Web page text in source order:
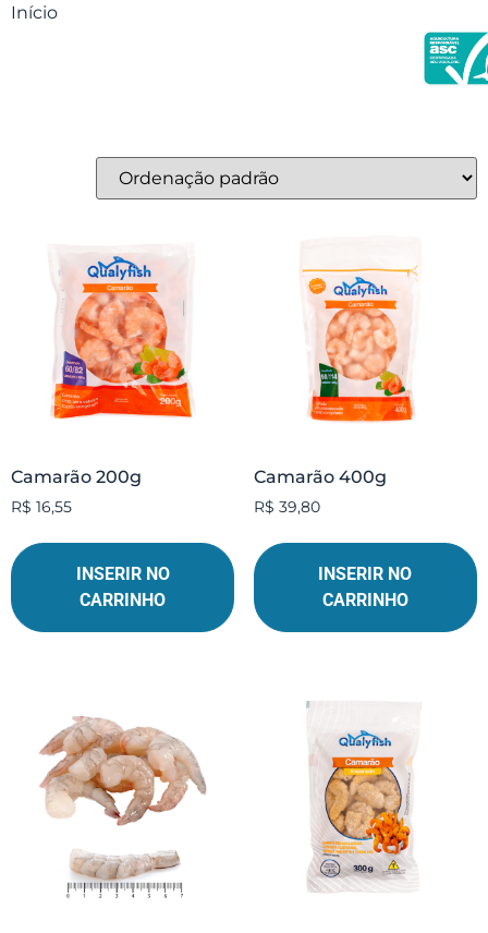
Início
Camarão 200g
R$ 16,55
INSERIR NO
CARRINHO
Camarão 400g
R$ 39,80
INSERIR NO
CARRINHO